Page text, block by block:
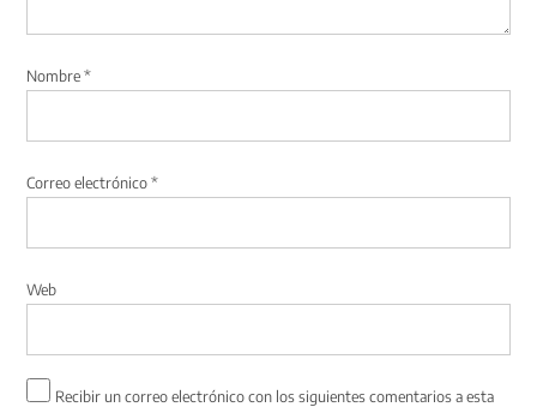
Nombre*
Correo electrónico*
Web
Recibir un correo electrónico con los siguientes comentarios a esta